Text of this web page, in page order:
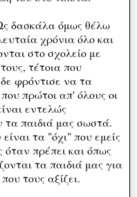
δασκάλα όμως θέλω
χρόνια όλο και
στο σχολείο με
τέτοια που
φρόντισε να τα
πρώτοι απ' όλους οι
εντελώς
παιδιά μας σωστά.
τα "όχι" που εμείς
όταν πρέπει και όπως
τα παιδιά μας για
τους αξίζει.